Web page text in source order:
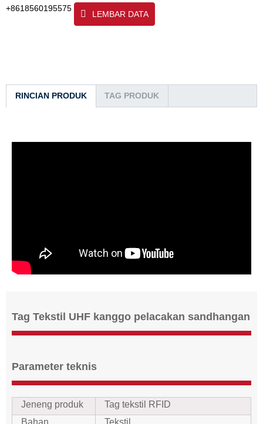
+8618560195575
LEMBAR DATA
RINCIAN PRODUK TAG PRODUK
Tag Tekstil UHF kanggo pelacakan sandhangan
Parameter teknis
Jeneng produk
Tag tekstil RFID